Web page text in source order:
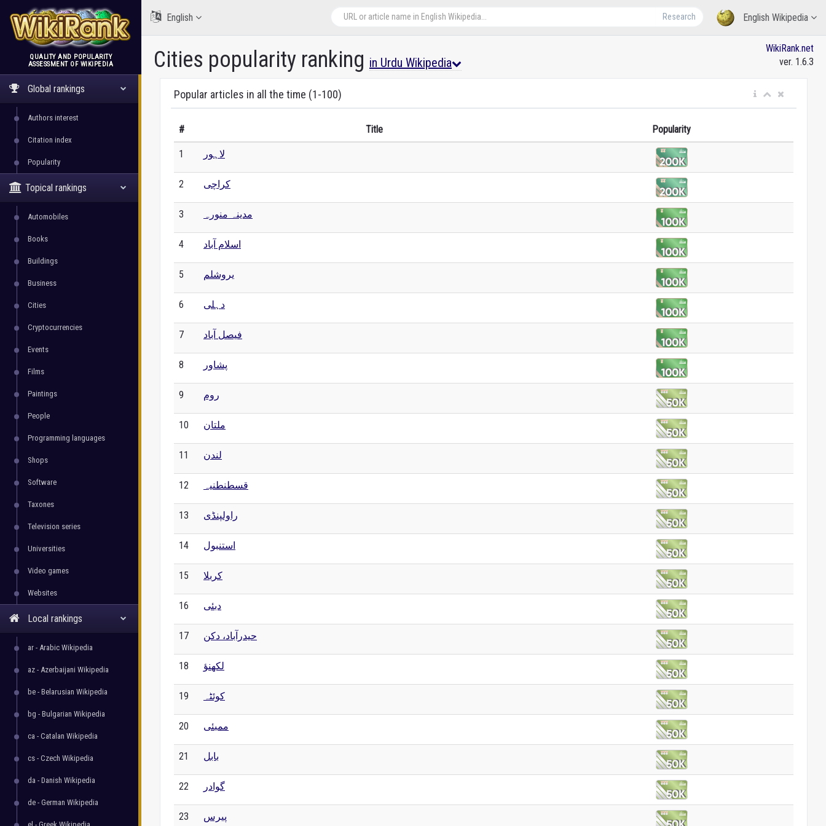
WikiRank
QUALITY AND POPULARITY
ASSESSMENT OF WIKIPEDIA
Global rankings
Authors interest
Citation index
Popularity
Topical rankings
Automobiles
Books
Buildings
Business
Cities
Cryptocurrencies
Events
Films
Paintings
People
Programming languages
Shops
Software
Taxones
Television series
Universities
Video games
Websites
Local rankings
ar - Arabic Wikipedia
az - Azerbaijani Wikipedia
be - Belarusian Wikipedia
bg - Bulgarian Wikipedia
ca - Catalan Wikipedia
cs - Czech Wikipedia
da - Danish Wikipedia
de - German Wikipedia
English Wikipedia
Research
English
Cities popularity ranking in Urdu Wikipedia
WikiRank.net
ver. 1.6.3
Popular articles in all the time (1-100)
# Title Popularity
1 لاہور
2 کراچی
3 مدینہ منورہ
4 اسلام آباد
5 یروشلم
6 دہلی
7 فیصل آباد
8 پشاور
9 روم
10 ملتان
11 لندن
12 قسطنطنیہ
13 راولپنڈی
14 استنبول
15 کربلا
16 دبئی
17 حیدرآباد، دکن
18 لکھنؤ
19 کوئٹہ
20 ممبئی
21 بابل
22 گوادر
23 پیرس